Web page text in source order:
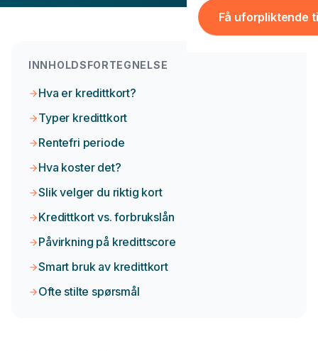
BOLIG & LIVSSTIL
Få uforpliktende
INNHOLDSFORTEGNELSE
Hva er kredittkort?
Typer kredittkort
Rentefri periode
Hva koster det?
Slik velger du riktig kort
Kredittkort vs. forbrukslån
Påvirkning på kredittscore
Smart bruk av kredittkort
Ofte stilte spørsmål